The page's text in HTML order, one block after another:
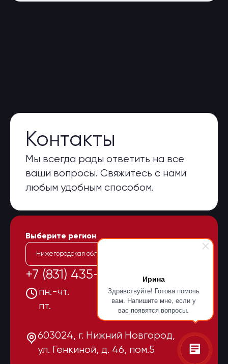
Ирина
Здравствуйте! Готова помочь
вам. Напишите мне, если у
вас появятся вопросы.
Контакты
Мы всегда рады ответить на все
ваши вопросы. Свяжитесь с нами
любым удобным способом.
Выберите регион
Нижегородская область
+7 (831) 435-15-55
пн.-чт.
пт.
08:00-17:00
08:00-16:00
603024, г. Нижний Новгород,
ул. Генкиной, д. 46, пом.5